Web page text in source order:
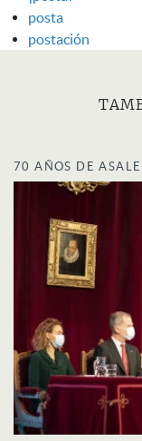
posta
postación
70 AÑOS DE ASALE